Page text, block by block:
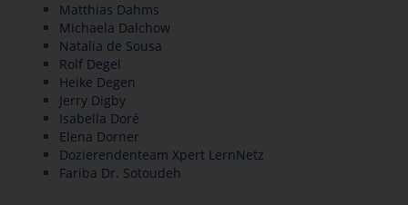
Matthias Dahms
Michaela Dalchow
Natalia de Sousa
Rolf Degel
Heike Degen
Jerry Digby
Isabella Doré
Elena Dorner
Dozierendenteam Xpert LernNetz
Fariba Dr. Sotoudeh